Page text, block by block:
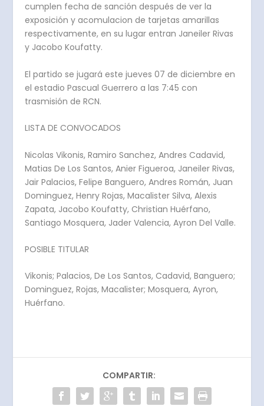
cumplen fecha de sanción después de ver la
exposición y acomulacion de tarjetas amarillas
respectivamente, en su lugar entran Janeiler Rivas
y Jacobo Koufatty.
El partido se jugará este jueves 07 de diciembre en
el estadio Pascual Guerrero a las 7:45 con
trasmisión de RCN.
LISTA DE CONVOCADOS
Nicolas Vikonis, Ramiro Sanchez, Andres Cadavid,
Matias De Los Santos, Anier Figueroa, Janeiler Rivas,
Jair Palacios, Felipe Banguero, Andres Román, Juan
Dominguez, Henry Rojas, Macalister Silva, Alexis
Zapata, Jacobo Koufatty, Christian Huérfano,
Santiago Mosquera, Jader Valencia, Ayron Del Valle.
POSIBLE TITULAR
Vikonis; Palacios, De Los Santos, Cadavid, Banguero;
Dominguez, Rojas, Macalister; Mosquera, Ayron,
Huérfano.
COMPARTIR: